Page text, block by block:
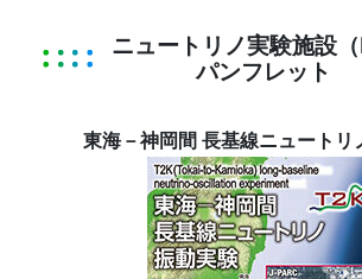
ニュートリノ実験施設（
パンフレット
東海－神岡間 長基線ニュートリ